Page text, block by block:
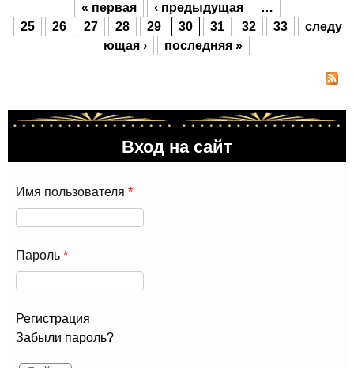
Страницы
« первая ‹ предыдущая
…
25
26 27 28 29 30 31 32 33
следу
ющая ›
последняя »
Вход на сайт
Имя пользователя *
Пароль *
Регистрация
Забыли пароль?